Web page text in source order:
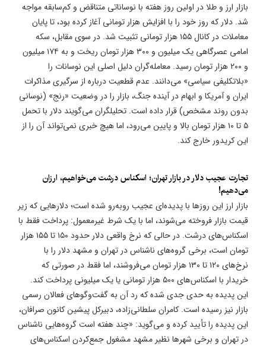
بازار ارز و طلا در اولین روز هفته با نوساناتی متناقض و کم‌سابقه مواجه
شد. دلار که روز خود را با افزایش هزار تومانی آغاز کرده بود، تا پایان
معاملات در کانال ۱۵۵ هزار تومانی تثبیت شد. در سوی مقابل، سکه
امامی عصرگاهی یک میلیون و ۳۰۰ هزار تومان ریخت و به ۱۷۴ میلیون
و ۲۰۰ هزار تومان رسید. معامله‌گران دلیل اصلی این نوسانات را
«بلاتکلیفی سیاسی» می‌دانند. عدم قطعیت درباره از سرگیری مذاکرات
ایران و آمریکا و ابهام در آینده جنگ، بازار را در وضعیت «رنج» (نوسانی
بدون روند مشخص) قرار داده است. تحلیلگران می‌گویند دلار با تحمل
۵ تا ۱۰ هزار تومان بالا و پایین می‌رود، اما هیچ خبری نمی‌تواند آن را از
این کریدور خارج کند.
​تجارت عجیب دلار در بازار تهران؛ اسکناس درشت می‌خواهیم، ارزان
می‌دهیم!
بازار ارز این روزها با پدیده‌ای عجیب روبه‌رو شده است؛ دلارهایی که زیر
قیمت بازار فروخته می‌شوند، اما با یک شرط غیرمعمول: پرداخت فقط با
اسکناس‌های درشت. در حالی که نرخ واقعی دلار حدود ۱۵۰ تا ۱۵۵ هزار
تومان است، برخی گروه‌های ناشناس در تهران و مشهد دلار را با
نرخ‌های ۱۲۰ تا ۱۳۰ هزار تومان می‌فروشند، اما فقط در صورتی که
خریدار با اسکناس‌های ۵۰۰ هزار تومانی یا یک میلیونی پرداخت کند.
این پدیده به حدی جدی شده که رد آن به گفت‌وگوهای فعالان رسمی
بازار نیز رسیده است. کامران سلطانی‌زاده، دبیرکل پیشین کانون صرافان،
این پدیده را تأیید کرده و می‌گوید: «چند هفته است گروه‌هایی ناشناس
در تهران و برخی شهرها نظیر مشهد مشغول جمع‌کردن اسکناس‌های